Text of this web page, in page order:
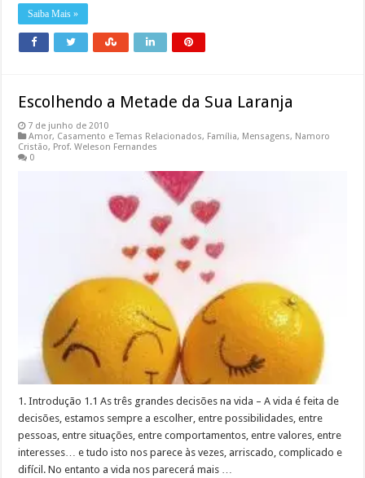
Saiba Mais »
Escolhendo a Metade da Sua Laranja
7 de junho de 2010
Amor, Casamento e Temas Relacionados, Família, Mensagens, Namoro
Cristão, Prof. Weleson Fernandes
0
1. Introdução 1.1 As três grandes decisões na vida – A vida é feita de
decisões, estamos sempre a escolher, entre possibilidades, entre
pessoas, entre situações, entre comportamentos, entre valores, entre
interesses… e tudo isto nos parece às vezes, arriscado, complicado e
difícil. No entanto a vida nos parecerá mais …